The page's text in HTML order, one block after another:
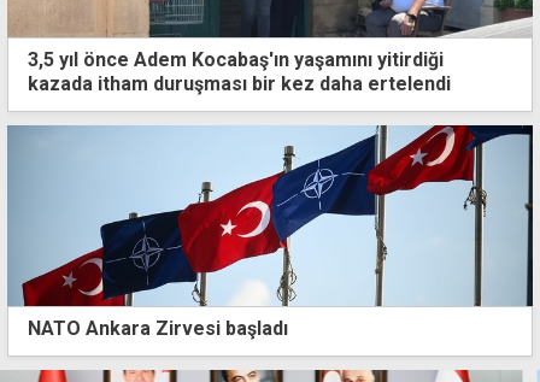
3,5 yıl önce Adem Kocabaş'ın yaşamını yitirdiği
kazada itham duruşması bir kez daha ertelendi
NATO Ankara Zirvesi başladı